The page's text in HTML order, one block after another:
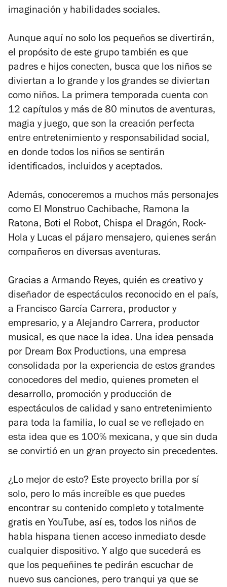
imaginación y habilidades sociales.
Aunque aquí no solo los pequeños se divertirán,
el propósito de este grupo también es que
padres e hijos conecten, busca que los niños se
diviertan a lo grande y los grandes se diviertan
como niños. La primera temporada cuenta con
12 capítulos y más de 80 minutos de aventuras,
magia y juego, que son la creación perfecta
entre entretenimiento y responsabilidad social,
en donde todos los niños se sentirán
identificados, incluidos y aceptados.
Además, conoceremos a muchos más personajes
como El Monstruo Cachibache, Ramona la
Ratona, Boti el Robot, Chispa el Dragón, Rock-
Hola y Lucas el pájaro mensajero, quienes serán
compañeros en diversas aventuras.
Gracias a Armando Reyes, quién es creativo y
diseñador de espectáculos reconocido en el país,
a Francisco García Carrera, productor y
empresario, y a Alejandro Carrera, productor
musical, es que nace la idea. Una idea pensada
por Dream Box Productions, una empresa
consolidada por la experiencia de estos grandes
conocedores del medio, quienes prometen el
desarrollo, promoción y producción de
espectáculos de calidad y sano entretenimiento
para toda la familia, lo cual se ve reflejado en
esta idea que es 100% mexicana, y que sin duda
se convirtió en un gran proyecto sin precedentes.
¿Lo mejor de esto? Este proyecto brilla por sí
solo, pero lo más increíble es que puedes
encontrar su contenido completo y totalmente
gratis en YouTube, así es, todos los niños de
habla hispana tienen acceso inmediato desde
cualquier dispositivo. Y algo que sucederá es
que los pequeñines te pedirán escuchar de
nuevo sus canciones, pero tranqui ya que se